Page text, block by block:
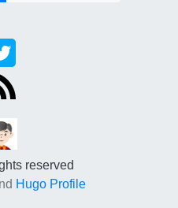
reserved
Hugo Profile